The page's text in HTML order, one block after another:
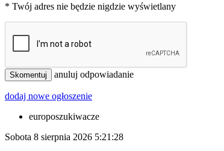
* Twój adres nie będzie nigdzie wyświetlany
Skomentuj anuluj odpowiadanie
dodaj nowe ogłoszenie
europoszukiwacze
Sobota 8 sierpnia 2026 5:21:28